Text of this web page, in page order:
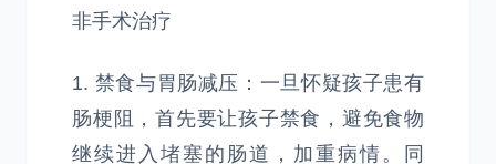
非手术治疗
1. 禁食与胃肠减压：一旦怀疑孩子患有
肠梗阻，首先要让孩子禁食，避免食物
继续进入堵塞的肠道，加重病情。同